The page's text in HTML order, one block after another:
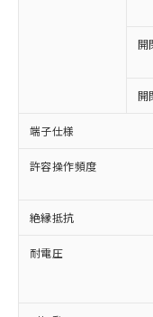
開
開
端子仕様
許容操作頻度
絶縁抵抗
耐電圧
以下の条件
ご利用くだ
本サ
商品
(税抜)
当社
本サ
こと
在庫
記載
タに
覧さ
準価
対応予定な
非含有に非
定はありま
調査・確認
非含有の対
非該当品：
害物質有無
仕入先様の
いたものが
むを得ず変
鉛(Pb)
六価クロム
類(PBB)
(PBDE)
※1 中国
「○」：最
基準値以下
「×」：最大
基準値を超
「－」：未
い合わせくだ
*中国RoHS10
Pb(鉛)
Cr(Ⅵ)(六価クロ
当社
為替
（以
国政
可)を